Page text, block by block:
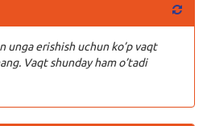
unga erishish uchun ko’p vaqt
Vaqt shunday ham o’tadi